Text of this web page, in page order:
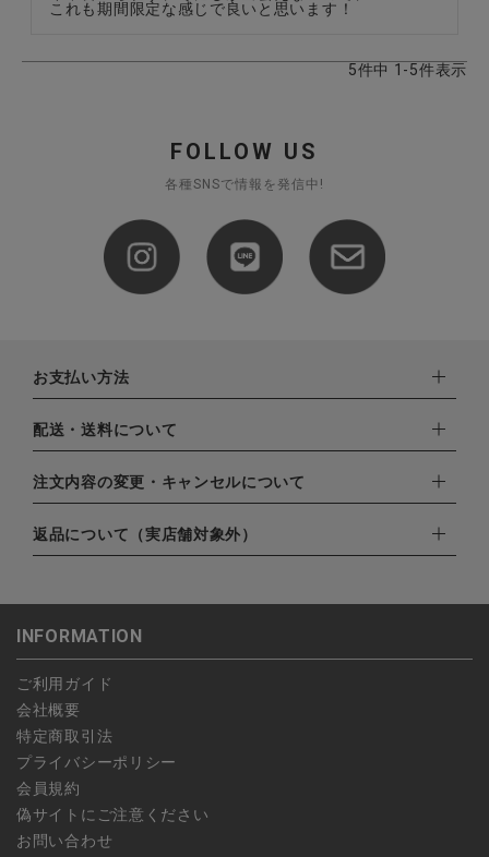
これも期間限定な感じで良いと思います！
5件中 1 -5件表示
FOLLOW US
各種SNSで情報を発信中!
お支払い方法
下記お支払い方法よりお選びいただけます。
・クレジットカード（VISA,mastercard,JCB,AMERICAN
EXPRESS,Diners Club）
・amazonペイメント
・楽天ペイ
・PayPay
配送・送料について
配達業者：日本郵便
北海道：1,400円
注文内容の変更・キャンセルについて
ご注文日当日から翌日のAM9:00までにご連絡頂いた場合はキャ
ンセルは可能です。
します。
予約商品など一部キャンセルが出来ない場合がございます。あら
かじめご了承ください。
返品について（実店舗対象外）
こちら よりご依頼ください。
INFORMATION
ご利用ガイド
会社概要
特定商取引法
プライバシーポリシー
会員規約
偽サイトにご注意ください
お問い合わせ